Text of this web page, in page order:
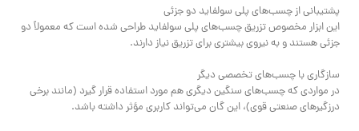
پشتیبانی از چسب‌های پلی سولفاید دو جزئی
این ابزار مخصوص تزریق چسب‌های پلی سولفاید طراحی شده است که معمولاً دو
جزئی هستند و به نیروی بیشتری برای تزریق نیاز دارند.
سازگاری با چسب‌های تخصصی دیگر
در مواردی که چسب‌های سنگین دیگری هم مورد استفاده قرار گیرد (مانند برخی
درزگیرهای صنعتی قوی)، این گان می‌تواند کاربری مؤثر داشته باشد.